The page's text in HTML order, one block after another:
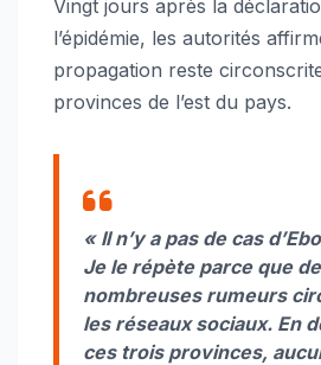
Vingt jours après la
l’épidémie, les autorités
propagation reste
provinces de l’est du pays.
« Il n’y a pas de cas
Je le répète parce que de
nombreuses rumeurs
les réseaux sociaux. En
ces trois provinces,